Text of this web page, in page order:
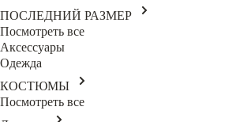
ПОСЛЕДНИЙ РАЗМЕР
Посмотреть все
Аксессуары
Одежда
КОСТЮМЫ
Посмотреть все